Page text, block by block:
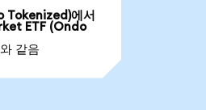
에서
ETF (Ondo
같음